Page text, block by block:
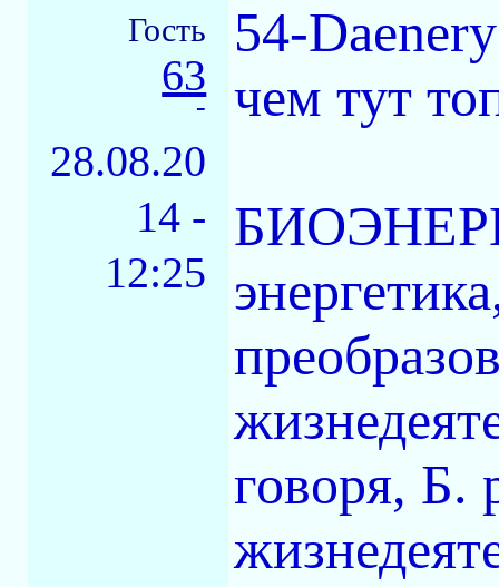
Гость
63
-
28.08.20
14 -
12:25
54-
чем тут
говоря, Б.